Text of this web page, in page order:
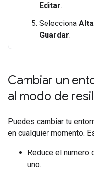
Editar.
Selecciona
Guardar.
Cambiar un
al modo de
Puedes cambiar tu
en cualquier momento.
Reduce el número
uno.